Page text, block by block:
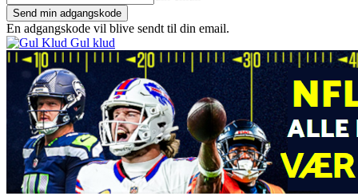
En adgangskode vil blive sendt til din email.
Gul klud